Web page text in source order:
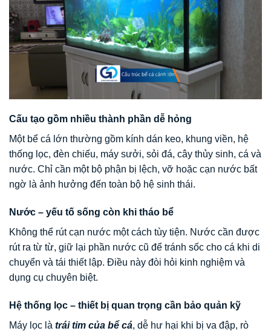
Cấu tạo gồm nhiều thành phần dễ hỏng
Một bể cá lớn thường gồm kính dán keo, khung viền, hệ
thống lọc, đèn chiếu, máy sưởi, sỏi đá, cây thủy sinh, cá và
nước. Chỉ cần một bộ phận bị lệch, vỡ hoặc cạn nước bất
ngờ là ảnh hưởng đến toàn bộ hệ sinh thái.
Nước – yếu tố sống còn khi tháo bể
Không thể rút cạn nước một cách tùy tiện. Nước cần được
rút ra từ từ, giữ lại phần nước cũ để tránh sốc cho cá khi di
chuyển và tái thiết lập. Điều này đòi hỏi kinh nghiệm và
dụng cụ chuyên biệt.
Hệ thống lọc – thiết bị quan trọng cần bảo quản kỹ
Máy lọc là trái tim của bể cá, dễ hư hại khi bị va đập, rò